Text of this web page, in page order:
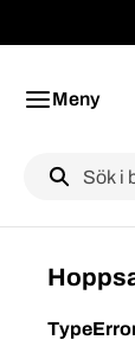
Meny
Label